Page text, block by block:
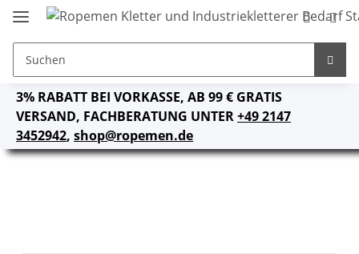
3% RABATT BEI VORKASSE, AB 99 € GRATIS
VERSAND, FACHBERATUNG UNTER+49 2147
3452942, shop@ropemen.de